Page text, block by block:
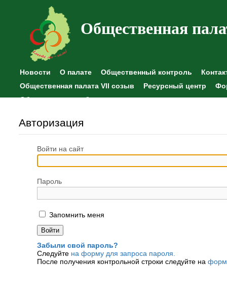
Общественная
Новости О палате Общественный контроль
Общественная палата VII созыв
Ресурсный центр
Общественные наблюдения
Авторизация
Войти на сайт
Пароль
Запомнить меня
Забыли свой пароль?
Следуйте на форму для запроса пароля.
После получения контрольной строки следуйте на